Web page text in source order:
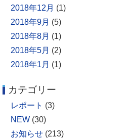
2018年12月 (1)
2018年9月 (5)
2018年8月 (1)
2018年5月 (2)
2018年1月 (1)
カテゴリー
レポート (3)
NEW (30)
お知らせ (213)